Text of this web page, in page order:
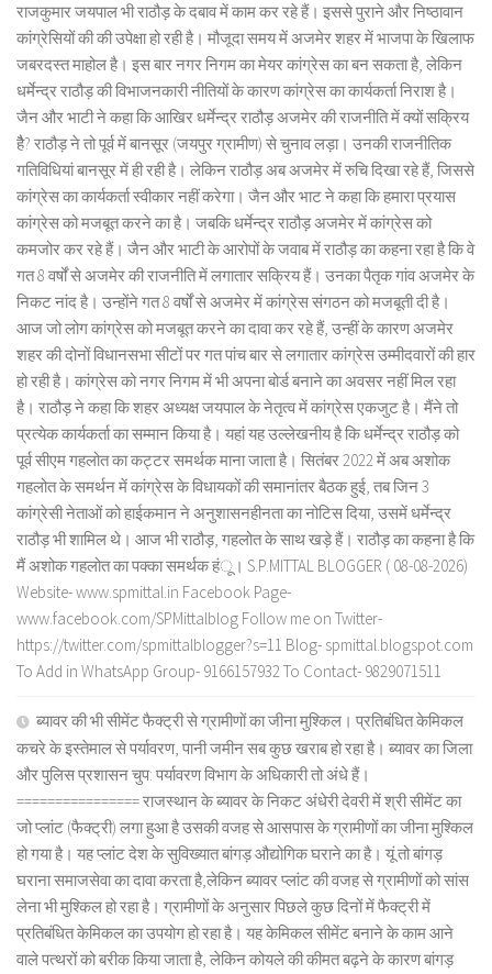
राजकुमार जयपाल भी राठौड़ के दबाव में काम कर रहे हैं। इससे पुराने और निष्ठावान
कांग्रेसियों की की उपेक्षा हो रही है। मौजूदा समय में अजमेर शहर में भाजपा के खिलाफ
जबरदस्त माहोल है। इस बार नगर निगम का मेयर कांग्रेस का बन सकता है, लेकिन
धर्मेन्द्र राठौड़ की विभाजनकारी नीतियों के कारण कांग्रेस का कार्यकर्ता निराश है।
जैन और भाटी ने कहा कि आखिर धर्मेन्द्र राठौड़ अजमेर की राजनीति में क्यों सक्रिय
हैै? राठौड़ ने तो पूर्व में बानसूर (जयपुर ग्रामीण) से चुनाव लड़ा। उनकी राजनीतिक
गतिविधियां बानसूर में ही रही है। लेकिन राठौड़ अब अजमेर में रुचि दिखा रहे हैं, जिससे
कांग्रेस का कार्यकर्ता स्वीकार नहीं करेगा। जैन और भाट ने कहा कि हमारा प्रयास
कांग्रेस को मजबूत करने का है। जबकि धर्मेन्द्र राठौड़ अजमेर में कांग्रेस को
कमजोर कर रहे हैं। जैन और भाटी के आरोपों के जवाब में राठौड़ का कहना रहा है कि वे
गत 8 वर्षों से अजमेर की राजनीति में लगातार सक्रिय हैं। उनका पैतृक गांव अजमेर के
निकट नांद है। उन्होंने गत 8 वर्षों से अजमेर में कांग्रेस संगठन को मजबूती दी है।
आज जो लोग कांग्रेस को मजबूत करने का दावा कर रहे हैं, उन्हीं के कारण अजमेर
शहर की दोनों विधानसभा सीटों पर गत पांच बार से लगातार कांग्रेस उम्मीदवारों की हार
हो रही है। कांग्रेस को नगर निगम में भी अपना बोर्ड बनाने का अवसर नहीं मिल रहा
है। राठौड़ ने कहा कि शहर अध्यक्ष जयपाल के नेतृत्व में कांग्रेस एकजुट है। मैंने तो
प्रत्येक कार्यकर्ता का सम्मान किया है। यहां यह उल्लेखनीय है कि धर्मेन्द्र राठौड़ को
पूर्व सीएम गहलोत का कट्टर समर्थक माना जाता है। सितंबर 2022 में अब अशोक
गहलोत के समर्थन में कांग्रेस के विधायकों की समानांतर बैठक हुई, तब जिन 3
कांग्रेसी नेताओं को हाईकमान ने अनुशासनहीनता का नोटिस दिया, उसमें धर्मेन्द्र
राठौड़ भी शामिल थे। आज भी राठौड़, गहलोत के साथ खड़े हैं। राठौड़ का कहना है कि
मैं अशोक गहलोत का पक्का समर्थक हंू। S.P.MITTAL BLOGGER ( 08-08-2026)
Website- www.spmittal.in Facebook Page-
www.facebook.com/SPMittalblog Follow me on Twitter-
https://twitter.com/spmittalblogger?s=11 Blog- spmittal.blogspot.com
To Add in WhatsApp Group- 9166157932 To Contact- 9829071511
ब्यावर की भी सीमेंट फैक्ट्री से ग्रामीणों का जीना मुश्किल। प्रतिबंधित केमिकल
कचरे के इस्तेमाल से पर्यावरण, पानी जमीन सब कुछ खराब हो रहा है। ब्यावर का जिला
और पुलिस प्रशासन चुप: पर्यावरण विभाग के अधिकारी तो अंधे हैं।
================ राजस्थान के ब्यावर के निकट अंधेरी देवरी में श्री सीमेंट का
जो प्लांट (फैक्ट्री) लगा हुआ है उसकी वजह से आसपास के ग्रामीणों का जीना मुश्किल
हो गया है। यह प्लांट देश के सुविख्यात बांगड़ औद्योगिक घराने का है। यूं तो बांगड़
घराना समाजसेवा का दावा करता है,लेकिन ब्यावर प्लांट की वजह से ग्रामीणों को सांस
लेना भी मुश्किल हो रहा है। ग्रामीणों के अनुसार पिछले कुछ दिनों में फैक्ट्री में
प्रतिबंधित केमिकल का उपयोग हो रहा है। यह केमिकल सीमेंट बनाने के काम आने
वाले पत्थरों को बरीक किया जाता है, लेकिन कोयले की कीमत बढ़ने के कारण बांगड़